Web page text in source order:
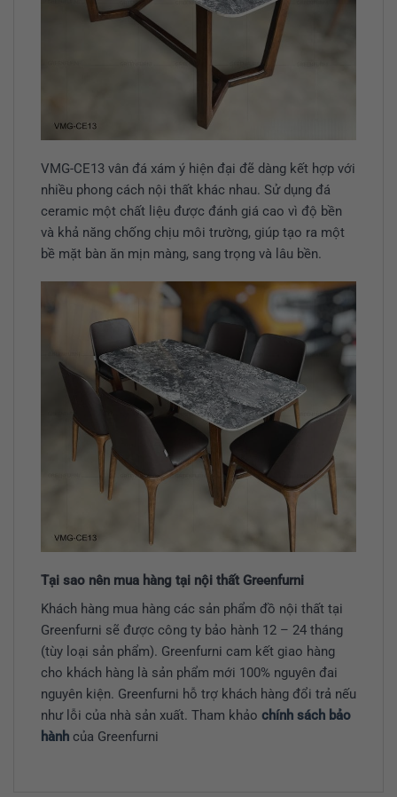
VMG-CE13 vân đá xám ý hiện đại đẽ dàng kết hợp với
nhiều phong cách nội thất khác nhau. Sử dụng đá
ceramic một chất liệu được đánh giá cao vì độ bền
và khả năng chống chịu môi trường, giúp tạo ra một
bề mặt bàn ăn mịn màng, sang trọng và lâu bền.
Tại sao nên mua hàng tại nội thất Greenfurni
Khách hàng mua hàng các sản phẩm đồ nội thất tại
Greenfurni sẽ được công ty bảo hành 12 – 24 tháng
(tùy loại sản phẩm). Greenfurni cam kết giao hàng
cho khách hàng là sản phẩm mới 100% nguyên đai
nguyên kiện. Greenfurni hỗ trợ khách hàng đổi trả nếu
như lỗi của nhà sản xuất. Tham khảo chính sách bảo
hành của Greenfurni